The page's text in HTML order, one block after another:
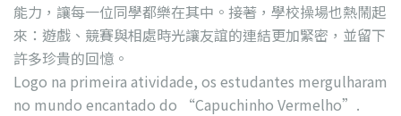
能力，讓每一位同學都樂在其中。接著，學校操場也熱鬧起
來：遊戲、競賽與相處時光讓友誼的連結更加緊密，並留下
許多珍貴的回憶。
Logo na primeira atividade, os estudantes mergulharam
no mundo encantado do “Capuchinho Vermelho”.